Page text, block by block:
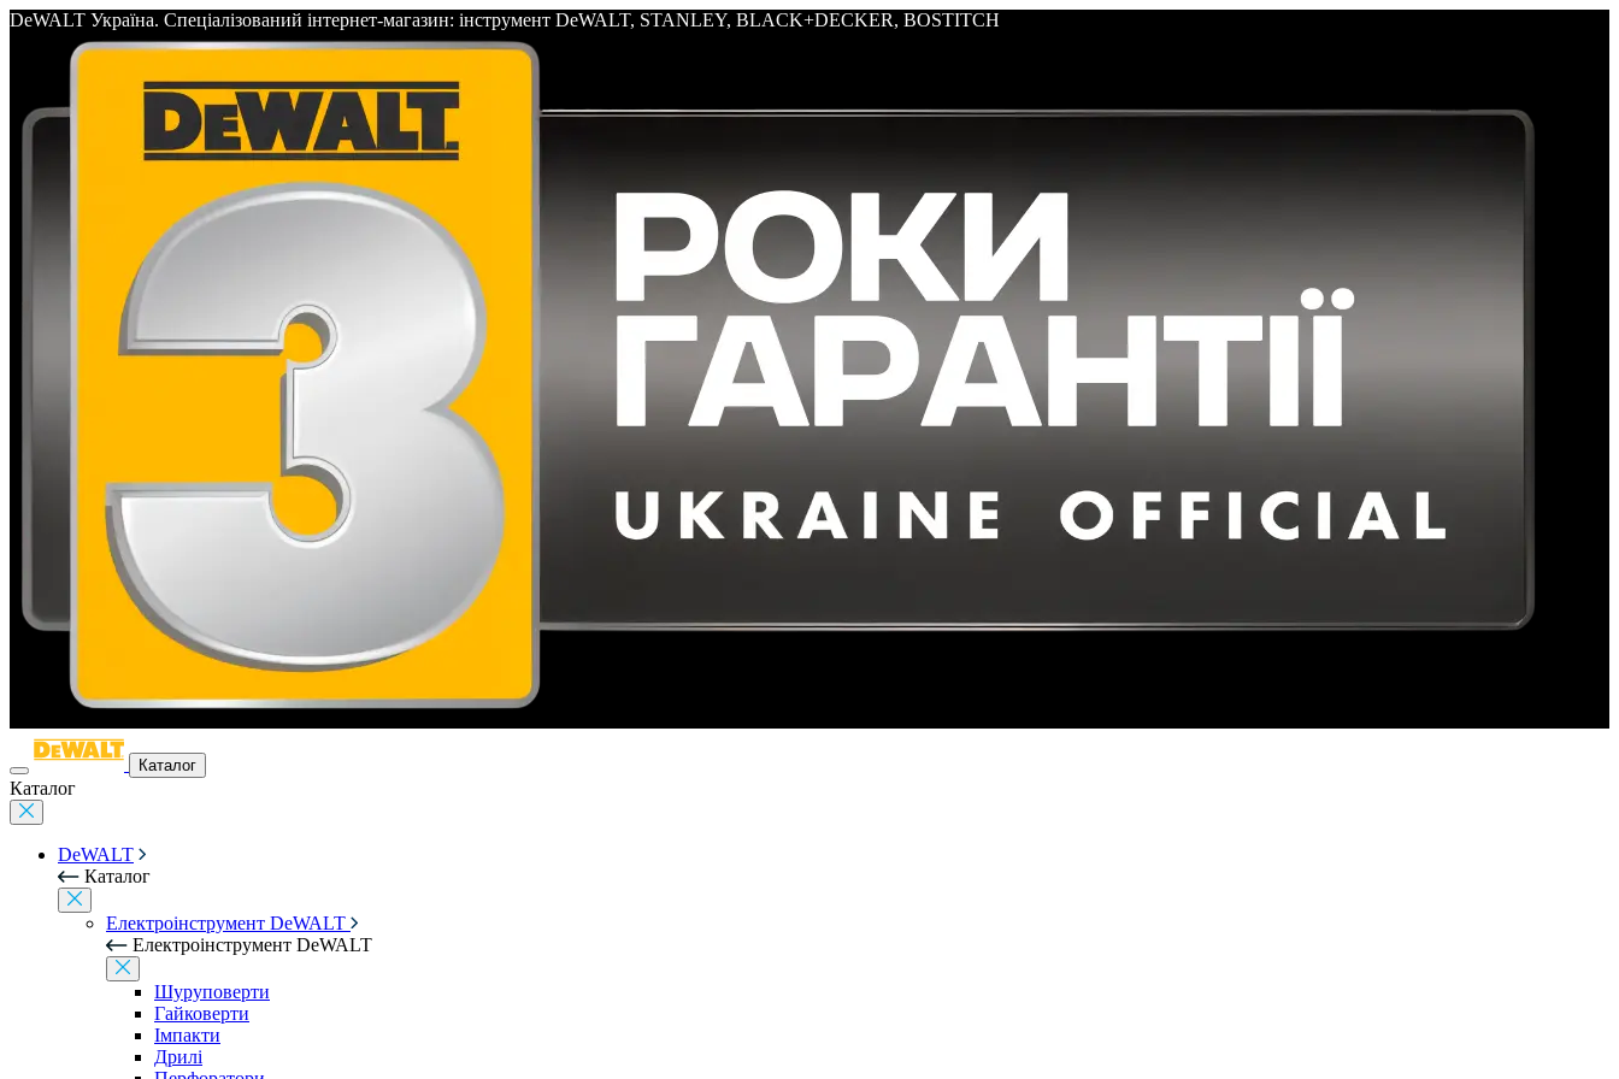
DeWALT Україна. Спеціалізований інтернет-магазин: інструмент DeWALT, STANLEY, BLACK+DECKER, BOSTITCH
Каталог
Каталог
DeWALT
Каталог
Електроінструмент DeWALT
Електроінструмент DeWALT
Шуруповерти
Гайковерти
Імпакти
Дрилі